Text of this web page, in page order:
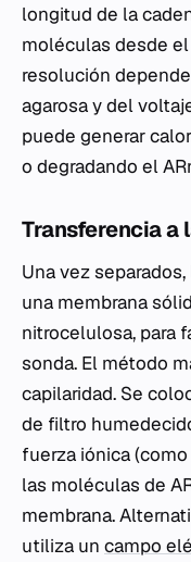
longitud de la
moléculas desde
resolución
agarosa y del
puede generar
o degradando el
Transferencia a
Una vez
una membrana
nitrocelulosa, para
sonda. El método
capilaridad. Se
de filtro
fuerza iónica
las moléculas de
membrana.
utiliza un campo